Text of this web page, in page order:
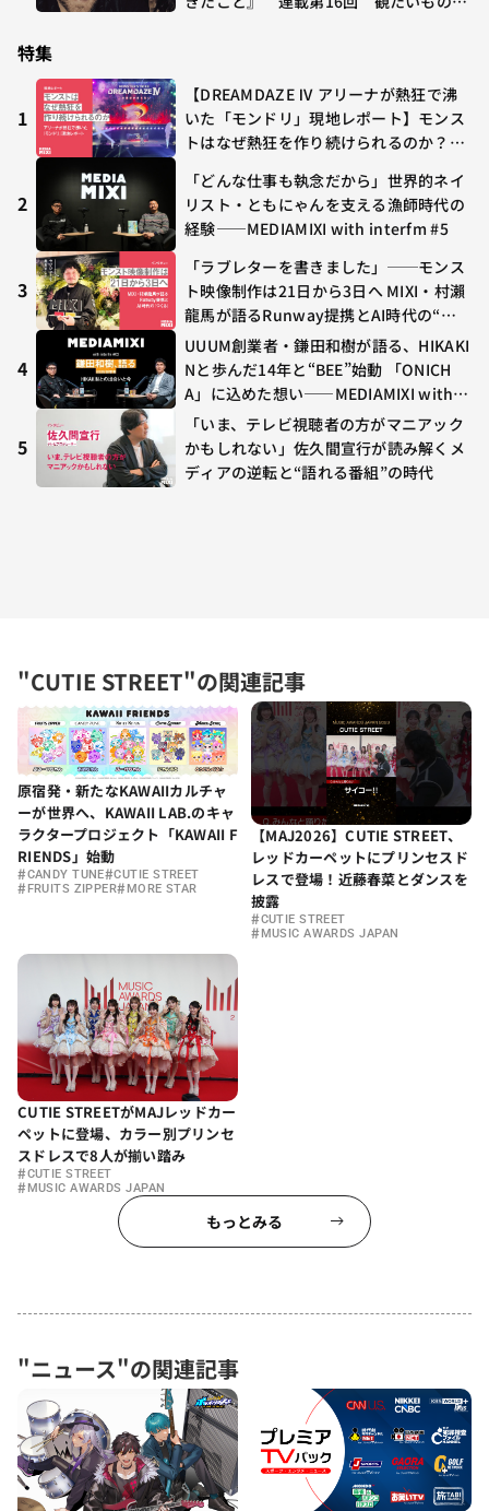
"CUTIE STREET"の関連記事
原宿発・新たなKAWAIIカルチャ
ーが世界へ、KAWAII LAB.のキャ
ラクタープロジェクト「KAWAII F
RIENDS」始動
#CANDY TUNE#CUTIE STREET
#FRUITS ZIPPER#MORE STAR
【MAJ2026】CUTIE STREET、
レッドカーペットにプリンセスド
レスで登場！近藤春菜とダンスを
披露
#CUTIE STREET
# MUSIC AWARDS JAPAN
CUTIE STREETがMAJレッドカー
ペットに登場、カラー別プリンセ
スドレスで8人が揃い踏み
#CUTIE STREET
#MUSIC AWARDS JAPAN
もっとみる
"ニュース"の関連記事
特集
1
【DREAMDAZE Ⅳ アリーナが熱狂で沸
いた「モンドリ」現地レポート】モンス
トはなぜ熱狂を作り続けられるのか？コ
や、兎田ぺこら、壱百満天原サロメらも
集結
2
「どんな仕事も執念だから」世界的ネイ
リスト・ともにゃんを支える漁師時代の
経験——MEDIAMIXI with interfm #5
3
「ラブレターを書きました」──モンス
ト映像制作は21日から3日へ MIXI・村瀨
龍馬が語るRunway提携とAI時代の“つ
くる”
4
UUUM創業者・鎌田和樹が語る、HIKAKI
Nと歩んだ14年と“BEE”始動 「ONICH
A」に込めた想い——MEDIAMIXI with in
terfm #3
5
「いま、テレビ視聴者の方がマニアック
かもしれない」佐久間宣行が読み解くメ
ディアの逆転と“語れる番組”の時代